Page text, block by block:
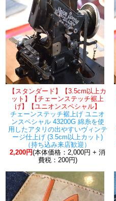
【スタンダード】【3.5cm以上カ
ット】【チェーンステッチ裾上
げ】【ユニオンスペシャル】
チェーンステッチ裾上げ ユニオ
ンスペシャル 43200G 綿糸を使
用したアタリの出やすいヴィンテ
ージ仕上げ (3.5cm以上カット)
（持ち込み来店歓迎）
2,200円(本体価格：2,000円 + 消
費税：200円)